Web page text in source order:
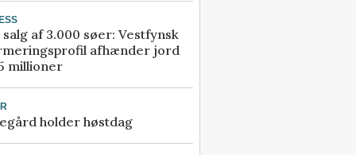
af 3.000 søer: Vestfynsk
afhænder jord
millioner
holder høstdag